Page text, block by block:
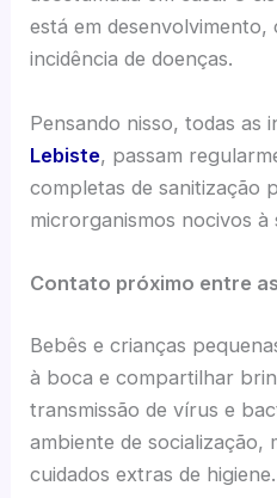
está em
incidência de doenças.
Pensando nisso, todas as
Lebiste, passam
completas de sanitização
microrganismos nocivos à
Contato próximo entre
Bebês e crianças
à boca e compartilhar
transmissão de vírus e
ambiente de socialização,
cuidados extras de higiene.